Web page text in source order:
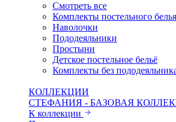
Смотреть все
Комплекты постельного белья
Наволочки
Пододеяльники
Простыни
Детское постельное бельё
Комплекты без
КОЛЛЕКЦИИ
СТЕФАНИЯ - БАЗОВАЯ
К коллекции